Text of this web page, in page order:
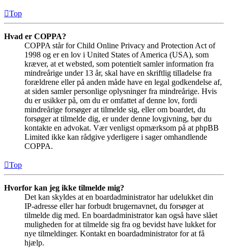
Top
Hvad er COPPA?
COPPA står for Child Online Privacy and Protection Act of
1998 og er en lov i United States of America (USA), som
kræver, at et websted, som potentielt samler information fra
mindreårige under 13 år, skal have en skriftlig tilladelse fra
forældrene eller på anden måde have en legal godkendelse af,
at siden samler personlige oplysninger fra mindreårige. Hvis
du er usikker på, om du er omfattet af denne lov, fordi
mindreårige forsøger at tilmelde sig, eller om boardet, du
forsøger at tilmelde dig, er under denne lovgivning, bør du
kontakte en advokat. Vær venligst opmærksom på at phpBB
Limited ikke kan rådgive yderligere i sager omhandlende
COPPA.
Top
Hvorfor kan jeg ikke tilmelde mig?
Det kan skyldes at en boardadministrator har udelukket din
IP-adresse eller har forbudt brugernavnet, du forsøger at
tilmelde dig med. En boardadministrator kan også have slået
muligheden for at tilmelde sig fra og bevidst have lukket for
nye tilmeldinger. Kontakt en boardadministrator for at få
hjælp.